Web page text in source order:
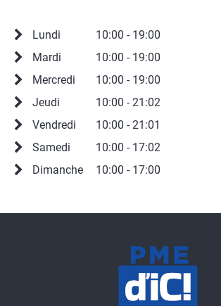
Lundi
10:00 - 19:00
Mardi
10:00 - 19:00
Mercredi
10:00 - 19:00
Jeudi
10:00 - 21:02
Vendredi
10:00 - 21:01
Samedi
10:00 - 17:02
Dimanche
10:00 - 17:00